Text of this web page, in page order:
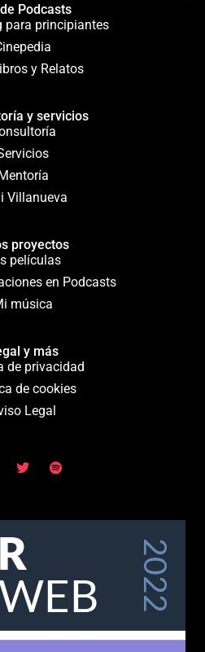
Podcasts
para principiantes
y Relatos
y servicios
Villanueva
proyectos
películas
en Podcasts
música
y más
de privacidad
de cookies
Legal